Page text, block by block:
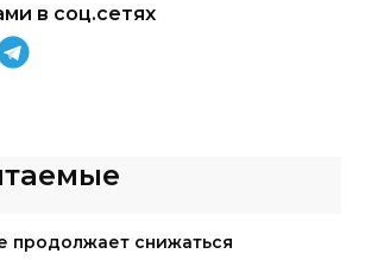
в соц.сетях
продолжает снижаться